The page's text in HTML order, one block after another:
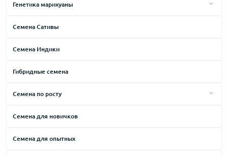
Генетика марихуаны
Amnesia
Big Bang
Critical
Haze
Семена Сативы
Семена Индики
Гибридные семена
Семена по росту
Низкие сорта
Cемена для новичков
Семена для опытных